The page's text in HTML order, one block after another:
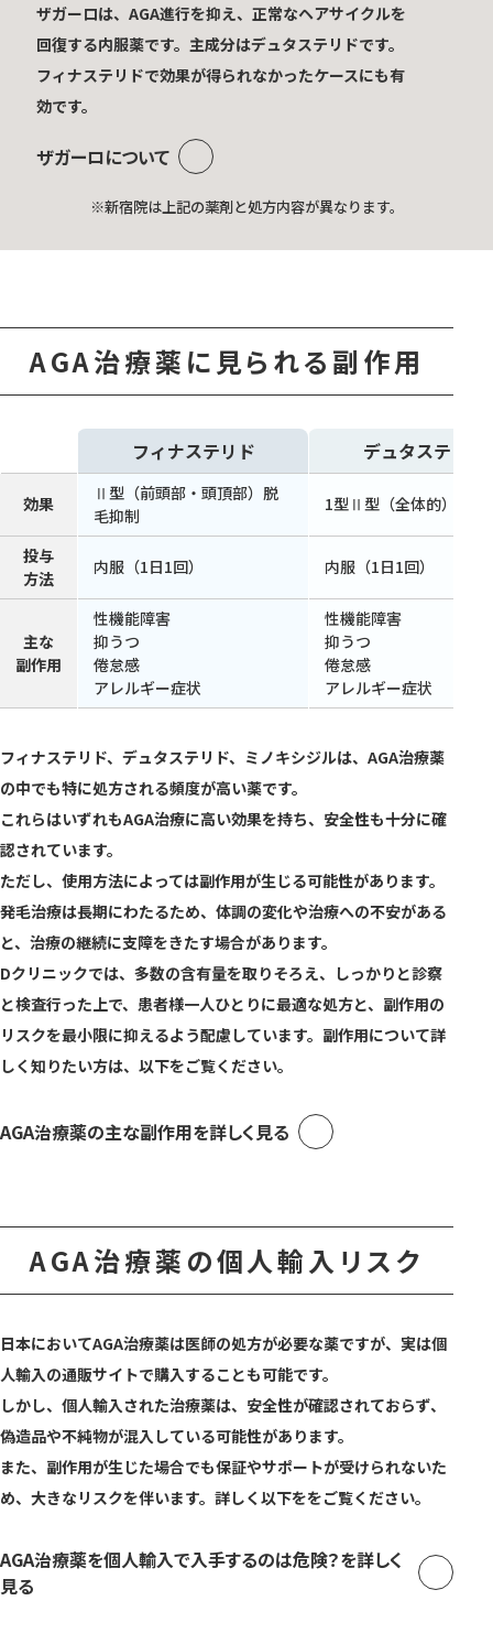
ザガーロは、AGA進行を抑え、正常なヘアサイクルを
回復する内服薬です。主成分はデュタステリドです。
フィナステリドで効果が得られなかったケースにも有
効です。
ザガーロについて
※新宿院は上記の薬剤と処方内容が異なります。
AGA治療薬に見られる副作用
フィナステリド デュタステリド
効果
Ⅱ型（前頭部・頭頂部）脱
毛抑制
1型Ⅱ型（全体的）脱毛
投与
方法
内服（1日1回） 内服（1日1回）
主な
副作用
性機能障害
抑うつ
倦怠感
アレルギー症状
性機能障害
抑うつ
倦怠感
アレルギー症状
フィナステリド、デュタステリド、ミノキシジルは、AGA治療薬
の中でも特に処方される頻度が高い薬です。
これらはいずれもAGA治療に高い効果を持ち、安全性も十分に確
認されています。
ただし、使用方法によっては副作用が生じる可能性があります。
発毛治療は長期にわたるため、体調の変化や治療への不安がある
と、治療の継続に支障をきたす場合があります。
Dクリニックでは、多数の含有量を取りそろえ、しっかりと診察
と検査行った上で、患者様一人ひとりに最適な処方と、副作用の
リスクを最小限に抑えるよう配慮しています。副作用について詳
しく知りたい方は、以下をご覧ください。
AGA治療薬の主な副作用を詳しく見る
AGA治療薬の個人輸入リスク
日本においてAGA治療薬は医師の処方が必要な薬ですが、実は個
人輸入の通販サイトで購入することも可能です。
しかし、個人輸入された治療薬は、安全性が確認されておらず、
偽造品や不純物が混入している可能性があります。
また、副作用が生じた場合でも保証やサポートが受けられないた
め、大きなリスクを伴います。詳しく以下ををご覧ください。
AGA治療薬を個人輸入で入手するのは危険？を詳しく
見る